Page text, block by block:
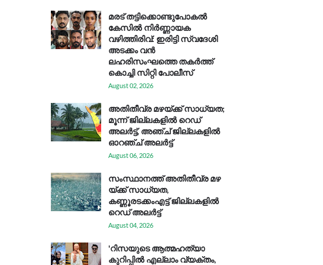
മരട് തട്ടിക്കൊണ്ടുപോകൽ
കേസിൽ നിർണ്ണായക
വഴിത്തിരിവ്: ഇരിട്ടി സ്വദേശി
അടക്കം വൻ
ലഹരിസംഘത്തെ തകർത്ത്
കൊച്ചി സിറ്റി പോലീസ്
August 02, 2026
അതിതീവ്ര മഴയ്ക്ക് സാധ്യത;
മൂന്ന് ജില്ലകളിൽ റെഡ്
അലർട്ട്, അഞ്ച് ജില്ലകളിൽ
ഓറഞ്ച് അലർട്ട്
August 06, 2026
സം​സ്ഥാ​ന​ത്ത് അ​തി​തീ​വ്ര മ​ഴ​
യ്ക്ക് സാ​ധ്യ​ത,
കണ്ണൂരടക്കംഎ​ട്ട് ജി​ല്ല​ക​ളി​ൽ
റെ​ഡ് അ​ലർ​ട്ട്
August 04, 2026
'റിസയുടെ ആത്മഹത്യാ
കുറിപ്പിൽ എല്ലാം വ്യക്തം,